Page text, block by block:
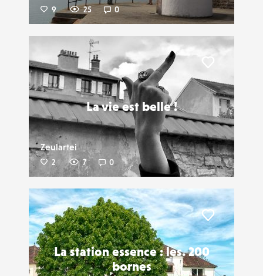
9 25 0
La vie est belle !
Zeulartei
2 7 0
La station essence : les. 200
bornes
Liker